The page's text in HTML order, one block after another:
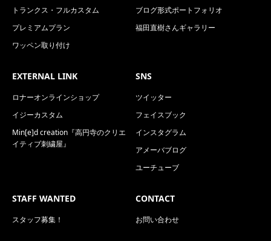
トランクス・フルカスタム
プレミアムプラン
ワッペン取り付け
ブログ形式ポートフォリオ
福田直樹さんギャラリー
EXTERNAL LINK
ロナーオンラインショップ
イジーカスタム
Min[e]d creation『高円寺のクリエ
イティブ刺繍屋』
SNS
ツイッター
フェイスブック
インスタグラム
アメーバブログ
ユーチューブ
STAFF WANTED
スタッフ募集！
CONTACT
お問い合わせ